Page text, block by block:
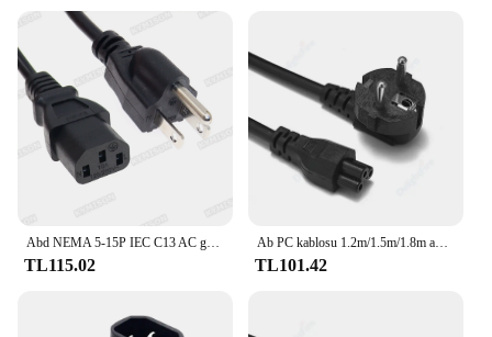
TL115.02
Ab PC kablosu 1.2m/1.5m/1.8m ab AC güç kablosu kablosu dizüstü güç kablosu HP Dell Lenovo Sony Notebook LG TV
TL101.42